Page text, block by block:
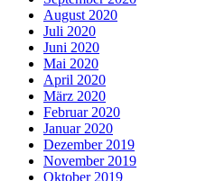
August 2020
Juli 2020
Juni 2020
Mai 2020
April 2020
März 2020
Februar 2020
Januar 2020
Dezember 2019
November 2019
Oktober 2019